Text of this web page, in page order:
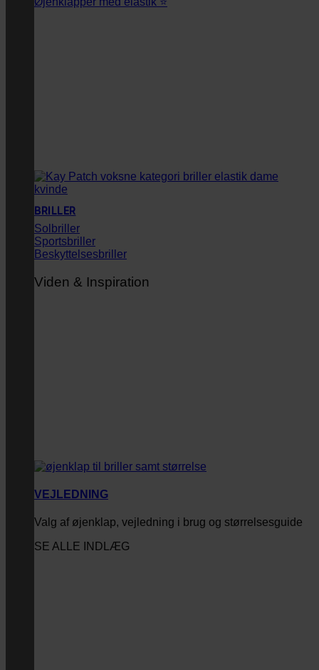
BRILLER
Solbriller
Sportsbriller
Beskyttelsesbriller
Viden & Inspiration
VEJLEDNING
Valg af øjenklap, vejledning i brug og størrelsesguide
SE ALLE INDLÆG